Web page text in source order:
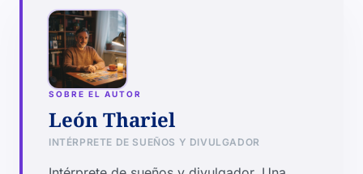
SOBRE EL AUTOR
León Thariel
INTÉRPRETE DE SUEÑOS Y DIVULGADOR